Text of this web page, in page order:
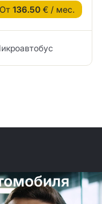
От 136.50 € / мес.